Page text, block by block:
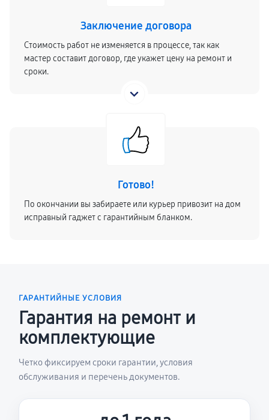
Заключение договора
Стоимость работ не изменяется в процессе, так как
мастер составит договор, где укажет цену на ремонт и
сроки.
Готово!
По окончании вы забираете или курьер привозит на дом
исправный гаджет с гарантийным бланком.
ГАРАНТИЙНЫЕ УСЛОВИЯ
Гарантия на ремонт и
комплектующие
Четко фиксируем сроки гарантии, условия
обслуживания и перечень документов.